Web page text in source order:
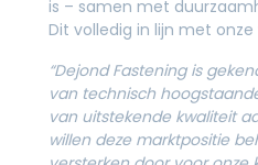
is – samen met
Dit volledig in lijn met onze
“Dejond Fastening is
van technisch
van uitstekende kwaliteit
willen deze marktpositie